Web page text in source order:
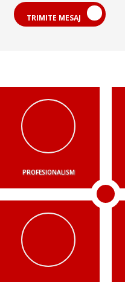
TRIMITE MESAJ
PROFESIONALISM